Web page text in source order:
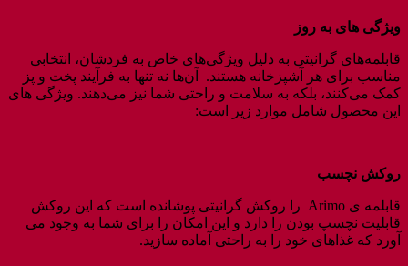
ویژگی های به روز
قابلمه‌های گرانیتی به دلیل ویژگی‌های خاص به فردشان، انتخابی
مناسب برای هر آشپزخانه هستند. آن‌ها نه تنها به فرآیند پخت و پز
کمک می‌کنند، بلکه به سلامت و راحتی شما نیز می‌دهند. ویژگی های
این محصول شامل موارد زیر است:
روکش نچسب
قابلمه ی Arimo را روکش گرانیتی پوشانده است که این روکش
قابلیت نچسپ بودن را دارد و این امکان را برای شما به وجود می
آورد که غذاهای خود را به راحتی آماده سازید.